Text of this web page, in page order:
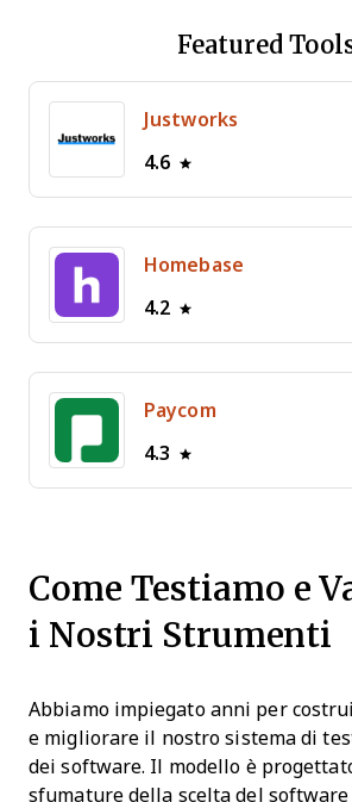
Featured
Justworks
4.6
Homebase
4.2
Paycom
4.3
Come Testiamo e
i Nostri Strumenti
Abbiamo impiegato anni per
e migliorare il nostro sistema di
dei software. Il modello è
sfumature della scelta del software